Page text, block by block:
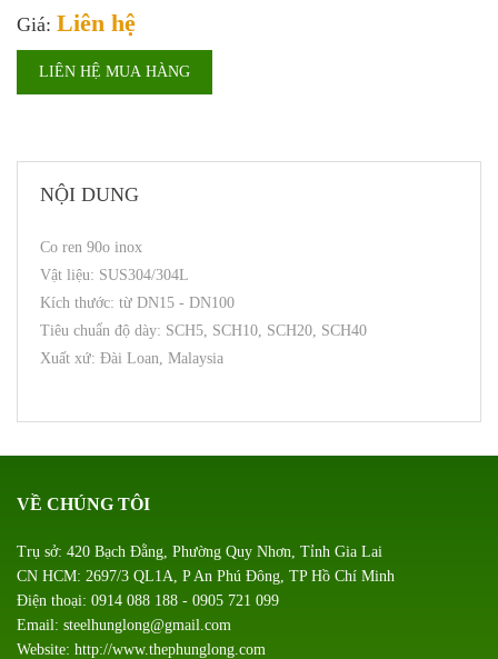
Giá: Liên hệ
LIÊN HỆ MUA HÀNG
NỘI DUNG
Co ren 90o inox
Vật liệu: SUS304/304L
Kích thước: từ DN15 - DN100
Tiêu chuẩn độ dày: SCH5, SCH10, SCH20, SCH40
Xuất xứ: Đài Loan, Malaysia
VỀ CHÚNG TÔI
Trụ sở: 420 Bạch Đằng, Phường Quy Nhơn, Tỉnh Gia Lai
CN HCM: 2697/3 QL1A, P An Phú Đông, TP Hồ Chí Minh
Điện thoại: 0914 088 188 - 0905 721 099
Email: steelhunglong@gmail.com
Website: http://www.thephunglong.com